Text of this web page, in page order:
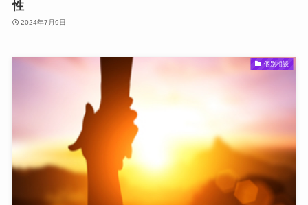
性
2024年7月9日
個別相談